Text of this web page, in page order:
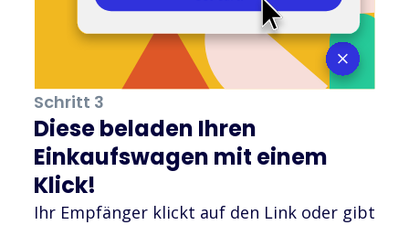
Schritt 3
Diese beladen Ihren
Einkaufswagen mit einem
Klick!
Ihr Empfänger klickt auf den Link oder gibt